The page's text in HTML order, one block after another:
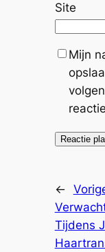
Site
Mijn
←
Tijdens